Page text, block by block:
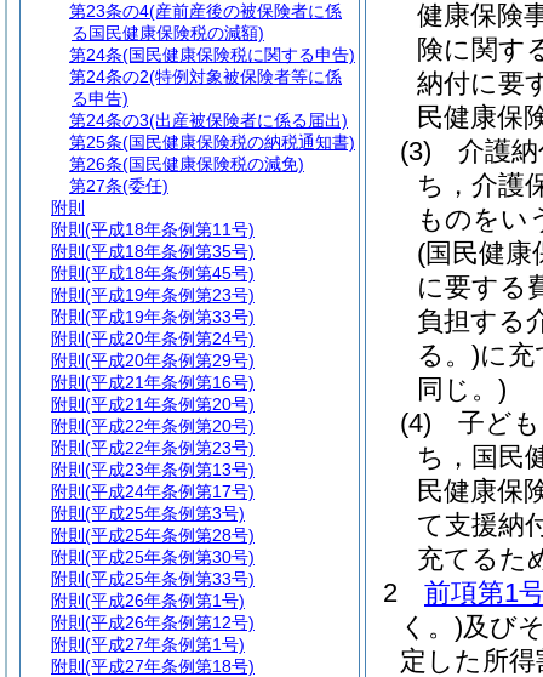
健康保険
険に関す
納付に要
民健康保
(3)
介護
ち，介護
ものをい
(国民健康
に要する
負担する
る。)に充
同じ。)
(4)
子ど
ち，国民
民健康保
て支援納
充てるた
2
前項第1
く。)及び
定した所
第23条の4(産前産後の被保険者に係
る国民健康保険税の減額)
第24条(国民健康保険税に関する申告)
第24条の2(特例対象被保険者等に係
る申告)
第24条の3(出産被保険者に係る届出)
第25条(国民健康保険税の納税通知書)
第26条(国民健康保険税の減免)
第27条(委任)
附則
附則 (平成18年条例第11号)
附則 (平成18年条例第35号)
附則 (平成18年条例第45号)
附則 (平成19年条例第23号)
附則 (平成19年条例第33号)
附則 (平成20年条例第24号)
附則 (平成20年条例第29号)
附則 (平成21年条例第16号)
附則 (平成21年条例第20号)
附則 (平成22年条例第20号)
附則 (平成22年条例第23号)
附則 (平成23年条例第13号)
附則 (平成24年条例第17号)
附則 (平成25年条例第3号)
附則 (平成25年条例第28号)
附則 (平成25年条例第30号)
附則 (平成25年条例第33号)
附則 (平成26年条例第1号)
附則 (平成26年条例第12号)
附則 (平成27年条例第1号)
附則 (平成27年条例第18号)